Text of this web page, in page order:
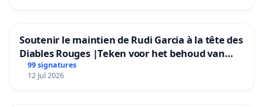
Soutenir le maintien de Rudi Garcia à la tête des
Diables Rouges |Teken voor het behoud van
Rudi Garcia als bondscoach
99 signatures
12 Jul 2026